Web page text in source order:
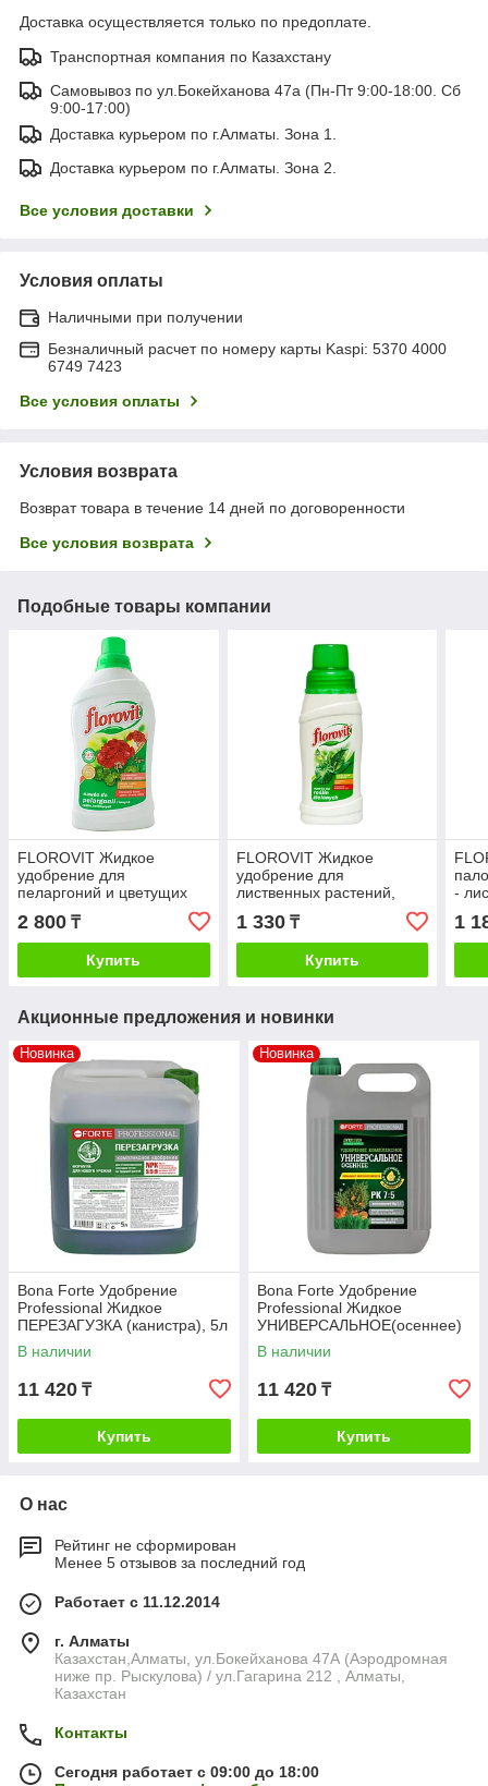
Доставка осуществляется только по предоплате.
Транспортная компания по Казахстану
Самовывоз по ул.Бокейханова 47а (Пн-Пт 9:00-18:00. Сб
9:00-17:00)
Доставка курьером по г.Алматы. Зона 1.
Доставка курьером по г.Алматы. Зона 2.
Все условия доставки
Условия оплаты
Наличными при получении
Безналичный расчет по номеру карты Kaspi: 5370 4000
6749 7423
Все условия оплаты
Условия возврата
Возврат товара в течение 14 дней по договоренности
Все условия возврата
Подобные товары компании
FLOROVIT Жидкое
удобрение для
пеларгоний и цветущих
растений 1 л
2 800 ₸
Купить
FLOROVIT Жидкое
удобрение для
лиственных растений,
1 330₸
Купить
-
1
Акционные предложения и новинки
Новинка
Bona Forte Удобрение
Professional Жидкое
ПЕРЕЗАГУЗКА (канистра), 5л
В наличии
11 420 ₸
Купить
Новинка
Bona Forte Удобрение
Professional Жидкое
УНИВЕРСАЛЬНОЕ(осеннее)
(канистра), 5л
В наличии
11 420 ₸
Купить
О нас
Рейтинг не сформирован
Менее 5 отзывов за последний год
Работает с 11.12.2014
г. Алматы
Казахстан,Алматы, ул.Бокейханова 47А (Аэродромная
ниже пр. Рыскулова) / ул.Гагарина 212 , Алматы,
Казахстан
Контакты
Сегодня работает с 09:00 до 18:00